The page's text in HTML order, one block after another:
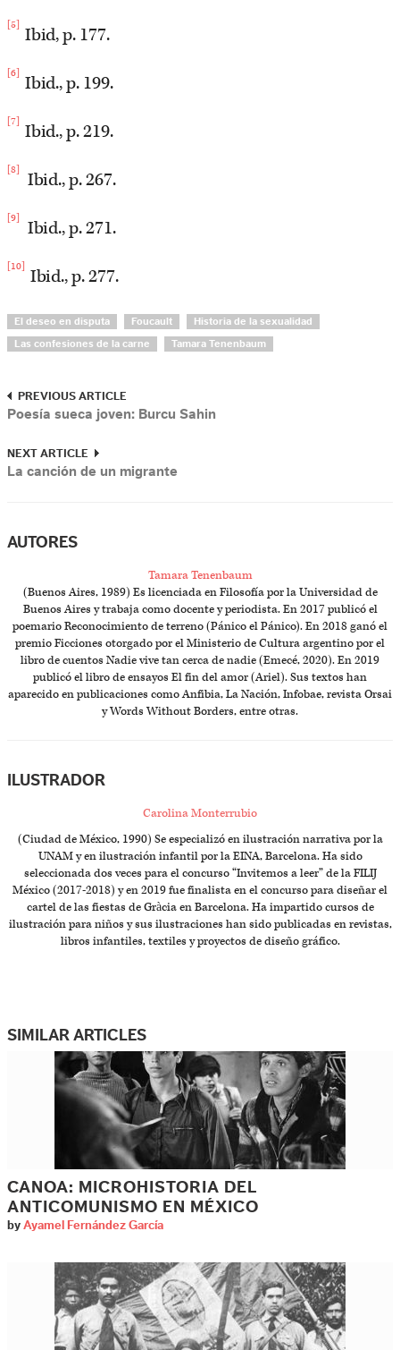
[5] Ibid, p. 177.
[6] Ibid., p. 199.
[7] Ibid., p. 219.
[8] Ibid., p. 267.
[9] Ibid., p. 271.
[10] Ibid., p. 277.
El deseo en disputa Foucault Historia de la sexualidad
Las confesiones de la carne Tamara Tenenbaum
PREVIOUS ARTICLE
Poesía sueca joven: Burcu Sahin
NEXT ARTICLE
La canción de un migrante
AUTORES
Tamara Tenenbaum
(Buenos Aires, 1989) Es licenciada en Filosofía por la Universidad de
Buenos Aires y trabaja como docente y periodista. En 2017 publicó el
poemario Reconocimiento de terreno (Pánico el Pánico). En 2018 ganó el
premio Ficciones otorgado por el Ministerio de Cultura argentino por el
libro de cuentos Nadie vive tan cerca de nadie (Emecé, 2020). En 2019
publicó el libro de ensayos El fin del amor (Ariel). Sus textos han
aparecido en publicaciones como Anfibia, La Nación, Infobae, revista Orsai
y Words Without Borders, entre otras.
ILUSTRADOR
Carolina Monterrubio
(Ciudad de México, 1990) Se especializó en ilustración narrativa por la
UNAM y en ilustración infantil por la EINA, Barcelona. Ha sido
seleccionada dos veces para el concurso “Invitemos a leer” de la FILIJ
México (2017-2018) y en 2019 fue finalista en el concurso para diseñar el
cartel de las fiestas de Gràcia en Barcelona. Ha impartido cursos de
ilustración para niños y sus ilustraciones han sido publicadas en revistas,
libros infantiles, textiles y proyectos de diseño gráfico.
SIMILAR ARTICLES
CANOA: MICROHISTORIA DEL
ANTICOMUNISMO EN MÉXICO
by Ayamel Fernández García